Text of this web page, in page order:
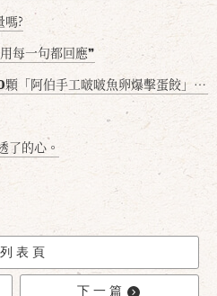
嗎?
每一句都回應❞
蛋餃」台北已被搶爆2萬顆，最後名額門前隱味只留給你！🥟💥
了的心。
表頁
下一篇